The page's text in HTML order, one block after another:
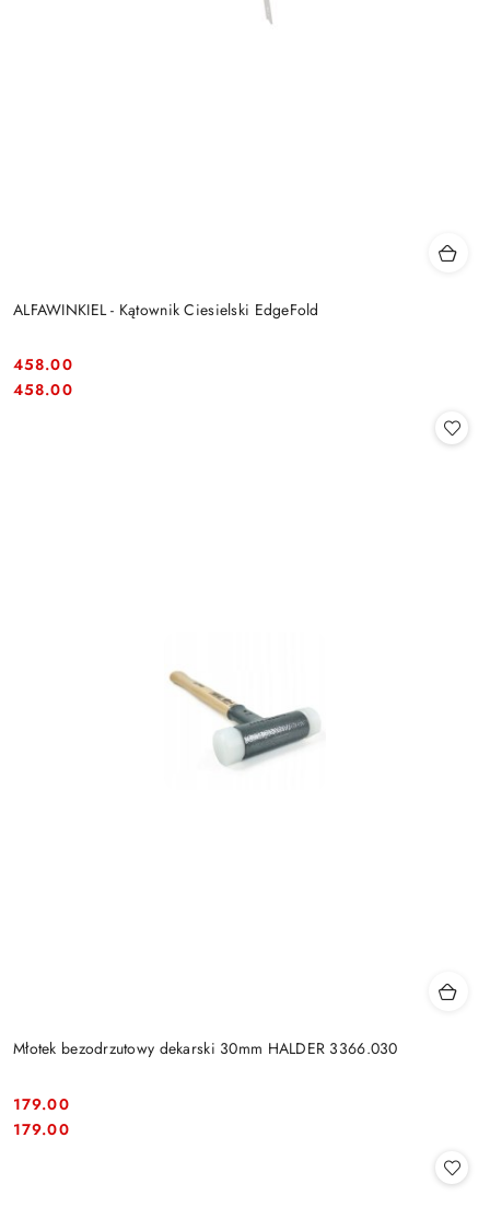
ALFAWINKIEL - Kątownik Ciesielski EdgeFold
Cena:
458.00
Cena:
458.00
Młotek bezodrzutowy dekarski 30mm HALDER 3366.030
Cena:
179.00
Cena:
179.00